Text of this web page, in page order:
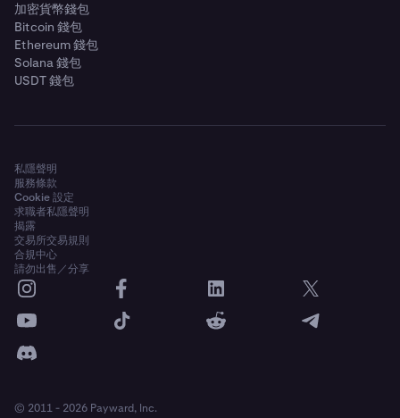
加密貨幣錢包
Bitcoin 錢包
Ethereum 錢包
Solana 錢包
USDT 錢包
私隱聲明
服務條款
Cookie 設定
求職者私隱聲明
揭露
交易所交易規則
合規中心
請勿出售／分享
© 2011 - 2026 Payward, Inc.